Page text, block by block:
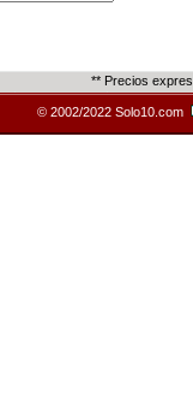
** Precios
© 2002/2022 Solo10.com